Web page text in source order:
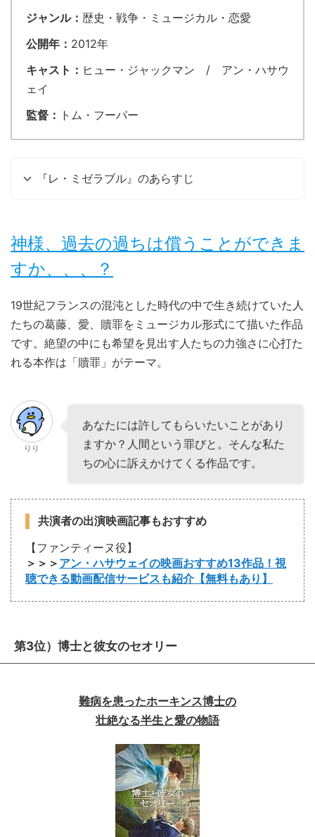
ジャンル： 歴史・戦争・ミュージカル・恋愛
公開年： 2012年
キャスト： ヒュー・ジャックマン / アン・ハサウ
ェイ
監督： トム・フーパー
『レ・ミゼラブル』のあらすじ
神様、過去の過ちは償うことができま
すか、、、？
19世紀フランスの混沌とした時代の中で生き続けていた人
たちの葛藤、愛、贖罪をミュージカル形式にて描いた作品
です。絶望の中にも希望を見出す人たちの力強さに心打た
れる本作は「贖罪」がテーマ。
りり
あなたには許してもらいたいことがあり
ますか？人間という罪びと。そんな私た
ちの心に訴えかけてくる作品です。
共演者の出演映画記事もおすすめ
【ファンティーヌ役】
＞＞＞ アン・ハサウェイの映画おすすめ13作品！視
聴できる動画配信サービスも紹介【無料もあり】
第3位）博士と彼女のセオリー
難病を患ったホーキンス博士の
壮絶なる半生と愛の物語